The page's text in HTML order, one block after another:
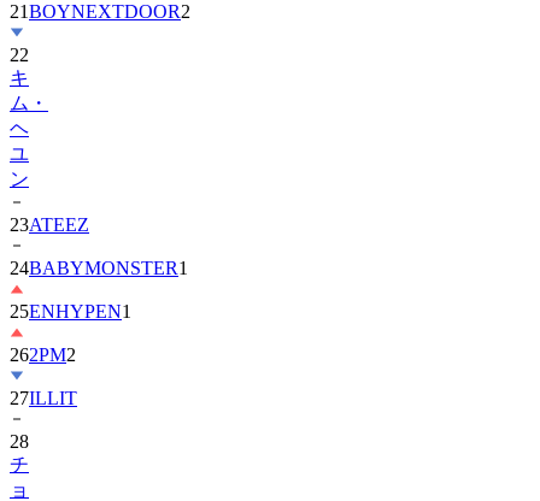
21BOYNEXTDOOR2
22
キ
ム・
ヘ
ユ
ン
23ATEEZ
24BABYMONSTER1
25ENHYPEN1
262PM2
27ILLIT
28
チ
ョ